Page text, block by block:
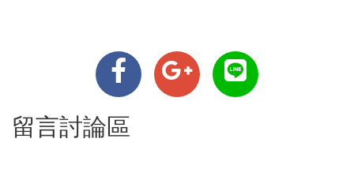
留言討論區